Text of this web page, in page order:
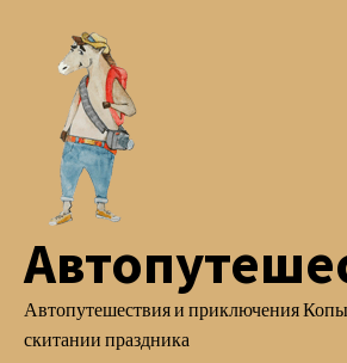
содержимому
Автопутешествия и приключения
скитании праздника